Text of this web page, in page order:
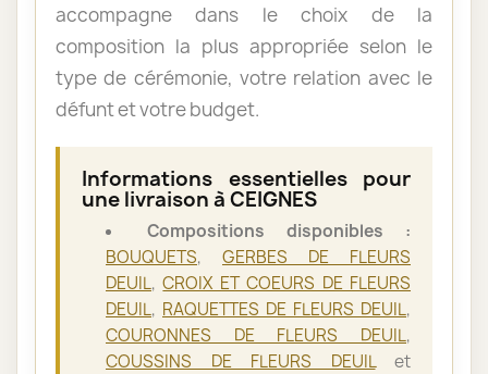
accompagne dans le choix de la
composition la plus appropriée selon le
type de cérémonie, votre relation avec le
défunt et votre budget.
Informations essentielles pour
une livraison à CEIGNES
Compositions disponibles :
BOUQUETS, GERBES DE FLEURS
DEUIL,CROIX ET COEURS DE FLEURS
DEUIL, RAQUETTES DE FLEURS DEUIL,
COURONNES DE FLEURS DEUIL,
COUSSINS DE FLEURS DEUILet